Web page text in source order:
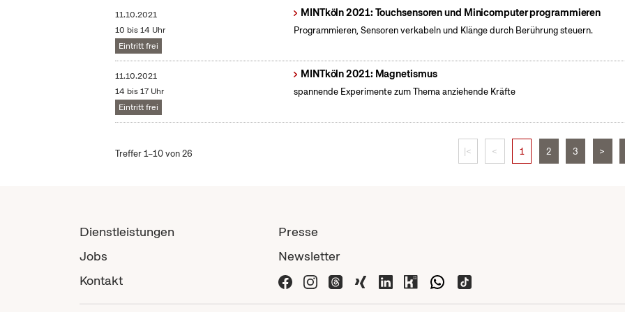
11.10.2021
10 bis 14 Uhr
Eintritt frei
MINTköln 2021: Touchsensoren und Minicomputer programmieren
Programmieren, Sensoren verkabeln und Klänge durch Berührung steuern.
11.10.2021
14 bis 17 Uhr
Eintritt frei
MINTköln 2021: Magnetismus
spannende Experimente zum Thema anziehende Kräfte
Treffer 1–10 von 26 |< < 1 2 3 >
Dienstleistungen
Jobs
Kontakt
Presse
Newsletter